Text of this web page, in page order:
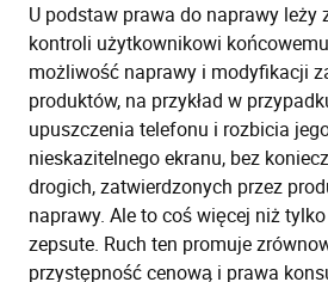
U podstaw prawa do naprawy leży
kontroli użytkownikowi
możliwość naprawy i modyfikacji
produktów, na przykład w
upuszczenia telefonu i rozbicia
nieskazitelnego ekranu, bez
drogich, zatwierdzonych przez
naprawy. Ale to coś więcej niż
zepsute. Ruch ten promuje
przystępność cenową i prawa